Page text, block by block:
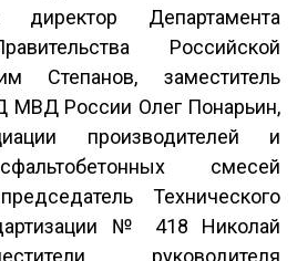
директор Департамента
Российской
Степанов, заместитель
МВД России Олег Понарьин,
производителей и
смесей
Технического
№ 418 Николай
руководителя